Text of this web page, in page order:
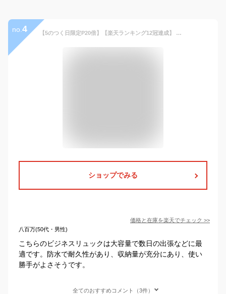
no. 4 【5のつく日限定P20倍】【楽天ランキング12冠達成】 ビジネスリュック 3way ビジネスバッグ ビジネス リュック メンズ レディース 大容量 防水 おしゃれ PC 軽量 出張 バックパック 通勤用 機内持ち込み サイズ カバン a4 パソコン メンズリュック 大容量
ショップでみる
価格と在庫を楽天でチェック >>
八百万(50代・男性)
こちらのビジネスリュックは大容量で数日の出張などに最
適です。防水で耐久性があり、収納量が充分にあり、使い
勝手がよさそうです。
全てのおすすめコメント（3件）